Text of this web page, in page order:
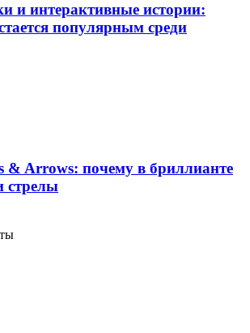
и интерактивные истории:
популярным среди
& Arrows: почему в бриллианте
стрелы